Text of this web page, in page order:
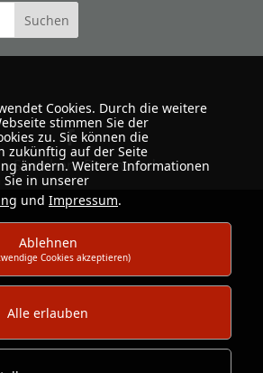
Sketchers Dortmund
Cookies. Durch die weitere
stimmen Sie der
zu. Sie können die
zukünftig auf der Seite
ändern. Weitere Informationen
Sie in unserer
und Impressum.
Ablehnen
Cookies akzeptieren)
Alle erlauben